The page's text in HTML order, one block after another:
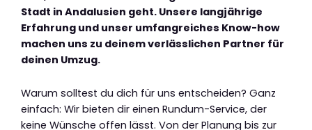
Stadt in Andalusien geht. Unsere langjährige
Erfahrung und unser umfangreiches Know-how
machen uns zu deinem verlässlichen Partner für
deinen Umzug.
Warum solltest du dich für uns entscheiden? Ganz
einfach: Wir bieten dir einen Rundum-Service, der
keine Wünsche offen lässt. Von der Planung bis zur